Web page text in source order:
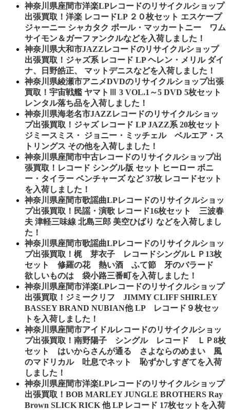
神奈川県座間市洋楽LPレコードのリサイクルショップ
出張買取！洋楽 レコードLP ２０枚セット エスケープ
ジャーニー シャカタク ポール・マッカートニー ワム
サイモン＆ガーファンクルなどを入荷しました！
神奈川県大和市JAZZレコードのリサイクルショップ
出張買取！ジャズ系 レコード LP ヘレン・メリル ダイ
ナ、日野皓正、 マットデニスなどを入荷しました！
神奈川県綾瀬市アニメDVDのリサイクルショップ出張
買取！宇宙戦艦 ヤマトⅢ 3 VOL.1～5 DVD 5枚セット
レンタル落ち品を入荷しました！
神奈川県海老名市JAZZレコードのリサイクルショッ
プ出張買取！ジャズ レコード LP JAZZ系 20枚セット
ジミースミス・ ジョニー・ミッチェル ベルエア・ス
トリングス その他を入荷しました！
神奈川県座間市中古レコードのリサイクルショップ出
張買取！レコード シングル版 セット ヒーロー ボニ
ー・タイラー ベンチャーズ など 37枚 レコードセット
を入荷しました！
神奈川県座間市歌謡曲LPレコードのリサイクルショッ
プ出張買取！民謡・演歌 レコード16枚セット 三波春
夫 津軽三味線 北島三郎 美空ひばり などを入荷しまし
た！
神奈川県座間市歌謡曲LPレコードのリサイクルショッ
プ出張買取！梶 芽衣子 レコードシングルＬＰ13枚
セット 修羅の花 熱い酒 ふて節 牙のバラード
欲しいものは 袋小路三番町を入荷しました！
神奈川県座間市洋楽LPレコードのリサイクルショップ
出張買取！ジミークリフ JIMMY CLIFF SHIRLEY
BASSEY BRAND NUBIAN他 LP レコード９枚セッ
トを入荷しました！
神奈川県座間市アイドルレコードのリサイクルショッ
プ出張買取！南野陽子 シングル レコード ＬＰ8枚
セット はいからさんが通る さよならのめまい 風
のマドリカル 吐息でネット 恥ずかしすぎてを入荷
しました！
神奈川県座間市洋楽LPレコードのリサイクルショップ
出張買取！BOB MARLEY JUNGLE BROTHERS Ray
Brown SLICK RICK 他 LP レコード 17枚セットを入荷